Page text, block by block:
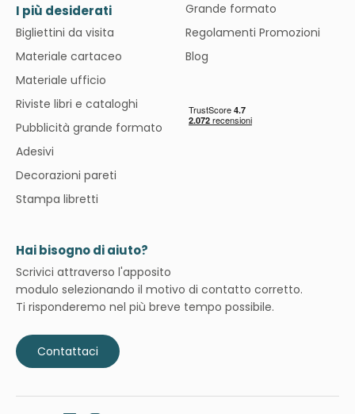
Grande formato
Regolamenti Promozioni
Blog
I più desiderati
Bigliettini da visita
Materiale cartaceo
Materiale ufficio
Riviste libri e cataloghi
Pubblicità grande formato
Adesivi
Decorazioni pareti
Stampa libretti
Hai bisogno di aiuto?
Scrivici attraverso l'apposito
modulo selezionando il motivo di contatto corretto.
Ti risponderemo nel più breve tempo possibile.
Contattaci